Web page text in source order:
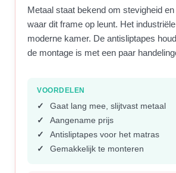
Metaal staat bekend om stevigheid
waar dit frame op leunt. Het
moderne kamer. De antisliptapes
de montage is met een paar
VOORDELEN
Gaat lang mee, slijtvast metaal
Aangename prijs
Antisliptapes voor het matras
Gemakkelijk te monteren